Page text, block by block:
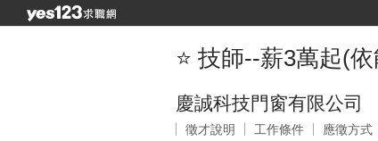
⭐ 技師--薪3萬起(
慶誠科技門窗有限公司
徵才說明 工作條件 應徵方式